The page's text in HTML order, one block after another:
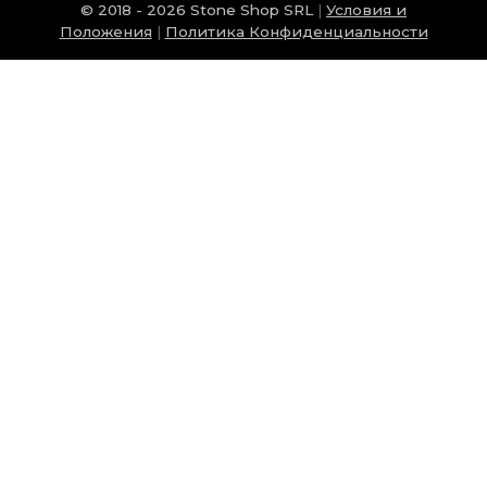
© 2018 - 2026 Stone Shop SRL | Условия и
Положения | Политика Конфиденциальности